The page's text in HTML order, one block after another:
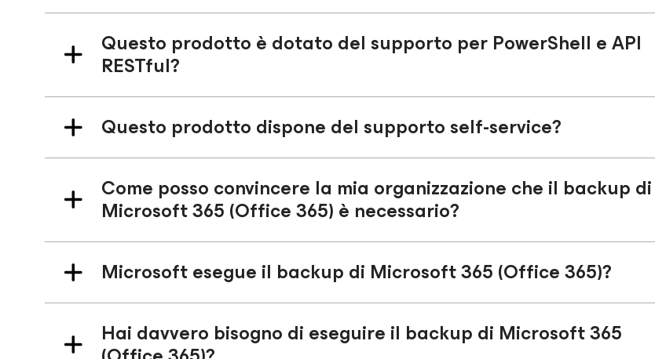
Questo prodotto è dotato del supporto per PowerShell e API
RESTful?
Questo prodotto dispone del supporto self-service?
Come posso convincere la mia organizzazione che il backup di
Microsoft 365 (Office 365) è necessario?
Microsoft esegue il backup di Microsoft 365 (Office 365)?
Hai davvero bisogno di eseguire il backup di Microsoft 365